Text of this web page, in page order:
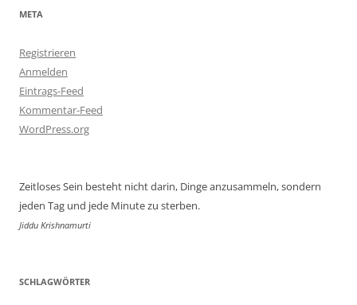
META
Registrieren
Anmelden
Eintrags-Feed
Kommentar-Feed
WordPress.org
Zeitloses Sein besteht nicht darin, Dinge anzusammeln, sondern
jeden Tag und jede Minute zu sterben.
Jiddu Krishnamurti
SCHLAGWÖRTER